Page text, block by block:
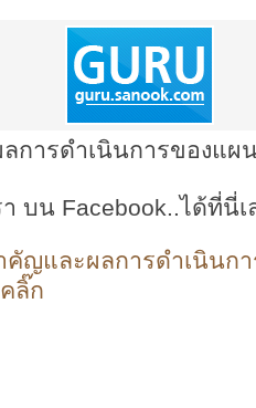
การดำเนินการของแ
บน Facebook..ได้ที่นี่เ
คัญและผลการดำเนินก
ลิ๊ก